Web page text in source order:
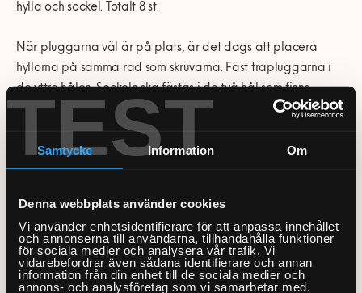
TEST
Samtycke Information Om
Denna webbplats använder cookies
Vi använder enhetsidentifierare för att anpassa innehållet
och annonserna till användarna, tillhandahålla funktioner
för sociala medier och analysera vår trafik. Vi
vidarebefordrar även sådana identifierare och annan
information från din enhet till de sociala medier och
annons- och analysföretag som vi samarbetar med.
hylla och sockel. Totalt 8 st.
När pluggarna väl är på plats, är det dags att placera
hyllorna på samma rad som skruvarna. Fäst träpluggarna i
de yttre hålen. Sockeln ska fästas i de två hål som finns
ovanför ett av hyllplanen, det som finns placerat närmast
den sida ”som går inåt”.
4. Lås fast hyllplanen med pluggar
á 113434
Därefter är det dags att låsa fast/säkra hyllplanen med
hjälp av medföljande pluggar (märkta med nr. 113434 i
bruksanvisningen). Placera dem i hålen som finns i mitten av